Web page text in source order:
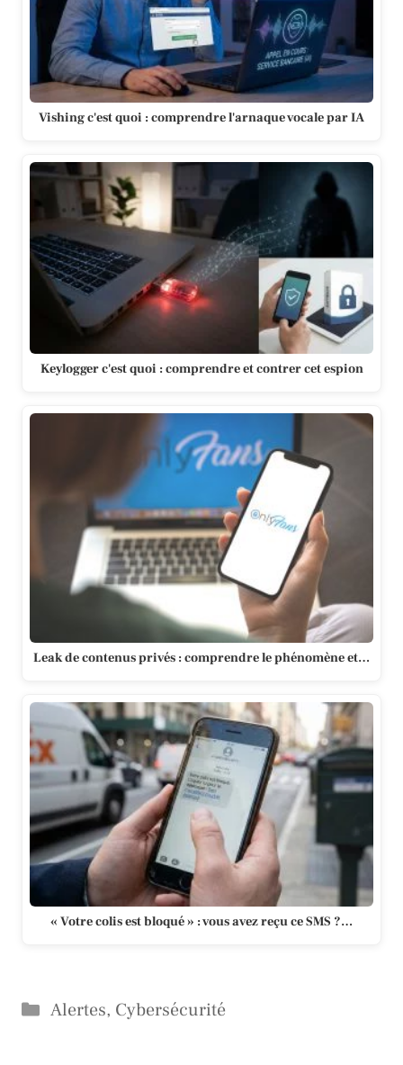
Vishing c'est quoi : comprendre l'arnaque vocale par IA
Keylogger c'est quoi : comprendre et contrer cet espion
Leak de contenus privés : comprendre le phénomène et…
« Votre colis est bloqué » : vous avez reçu ce SMS ?…
Catégories
Alertes, Cybersécurité